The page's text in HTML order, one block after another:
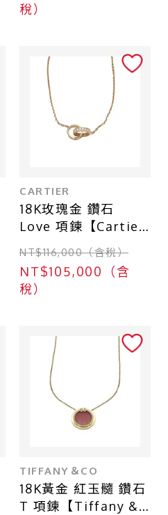
稅）
CARTIER
18K玫瑰金 鑽石
Love 項鍊【Cartier
卡地亞】 B7013900
NT$116,000（含稅）
NT$105,000（含
稅）
TIFFANY＆CO
18K黃金 紅玉髓 鑽石
T 項鍊【Tiffany &